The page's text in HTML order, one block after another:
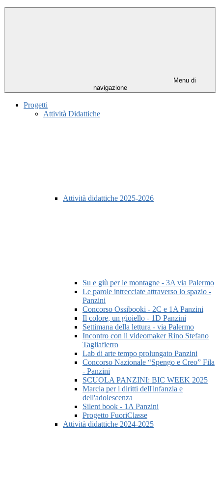
Menu di
navigazione
Progetti
Attività Didattiche
Attività didattiche 2025-2026
Su e giù per le montagne - 3A via Palermo
Le parole intrecciate attraverso lo spazio -
Panzini
Concorso Ossibooki - 2C e 1A Panzini
Il colore, un gioiello - 1D Panzini
Settimana della lettura - via Palermo
Incontro con il videomaker Rino Stefano
Tagliafierro
Lab di arte tempo prolungato Panzini
Concorso Nazionale “Spengo e Creo” Fila
- Panzini
SCUOLA PANZINI: BIC WEEK 2025
Marcia per i diritti dell'infanzia e
dell'adolescenza
Silent book - 1A Panzini
Progetto FuoriClasse
Attività didattiche 2024-2025